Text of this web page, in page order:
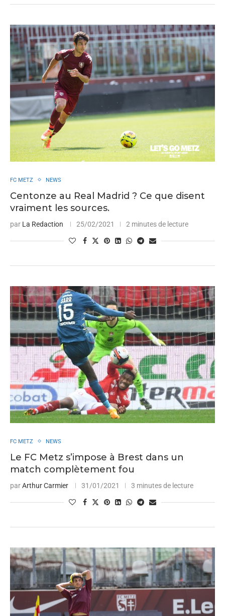
FC METZ NEWS
Centonze au Real Madrid ? Ce que disent
vraiment les sources.
par La Redaction 25/02/2021 2 minutes de lecture
FC METZ NEWS
Le FC Metz s’impose à Brest dans un
match complètement fou
parArthur Carmier 31/01/2021 3 minutes de lecture